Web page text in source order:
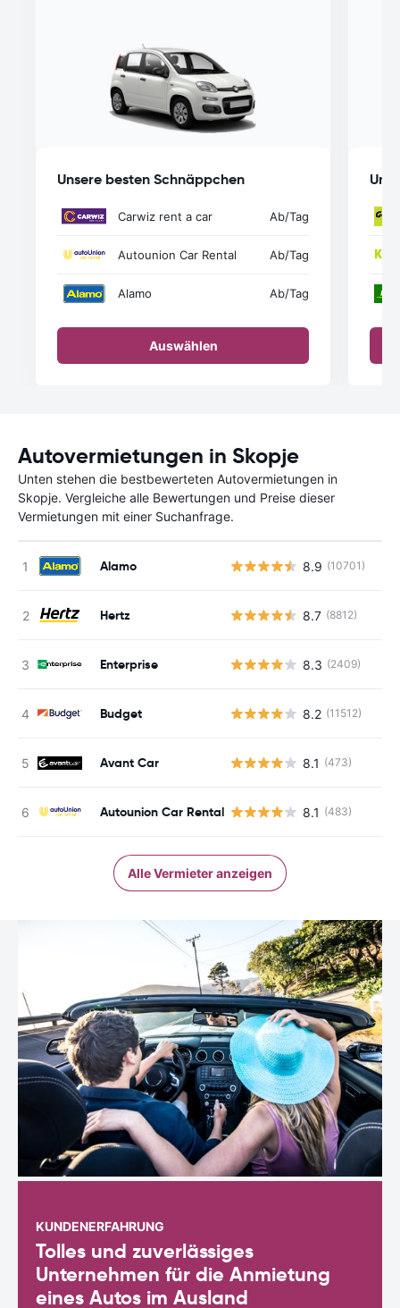
Unsere besten Schnäppchen
Carwiz rent a car Ab/Tag
Autounion Car Rental Ab/Tag
Alamo Ab/Tag
Auswählen
Autovermietungen in Skopje
Unten stehen die bestbewerteten Autovermietungen in
Skopje. Vergleiche alle Bewertungen und Preise dieser
Vermietungen mit einer Suchanfrage.
Alamo 8.9 (10701)
Hertz 8.7 (8812)
Enterprise 8.3 (2409)
Budget 8.2 (11512)
Avant Car 8.1 (473)
Autounion Car Rental 8.1 (483)
Alle Vermieter anzeigen
KUNDENERFAHRUNG
Tolles und zuverlässiges
Unternehmen für die Anmietung
eines Autos im Ausland